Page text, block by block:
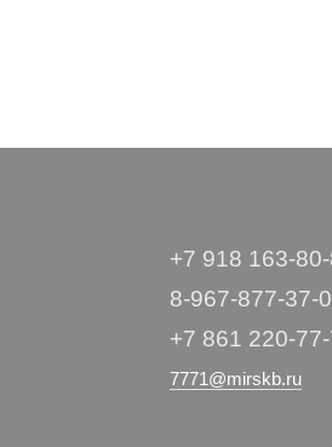
+7 918 163-
8-967-877-37-
+7 861 220-
7771@mirskb.ru